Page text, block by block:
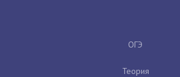
ОГЭ
Теория